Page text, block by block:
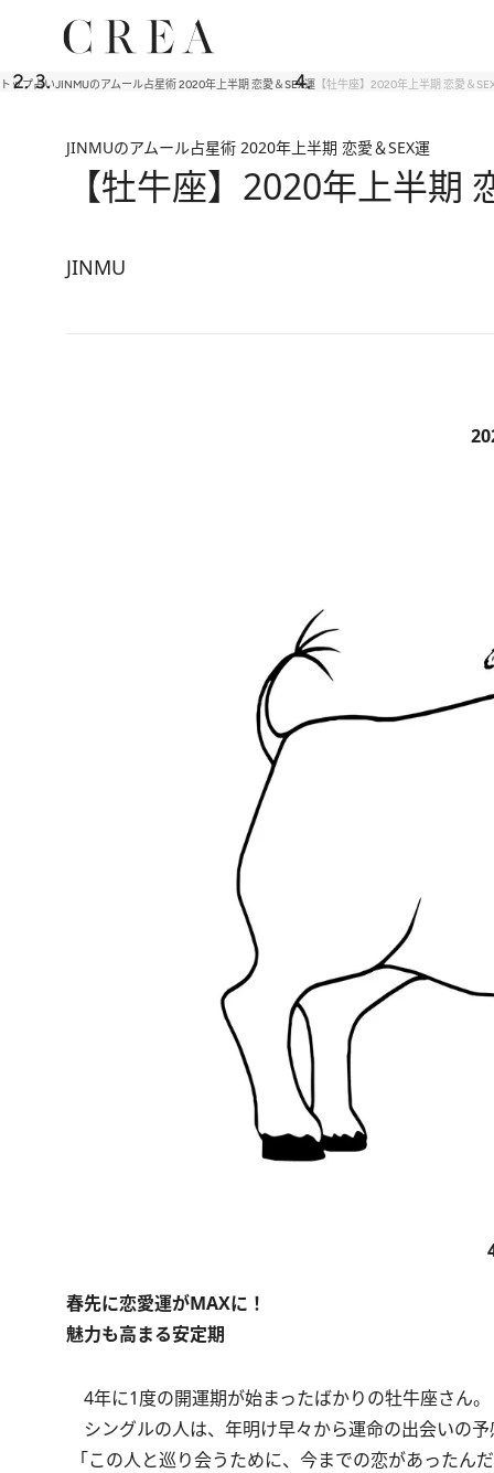
トップ占いJINMUのアムール占星術 2020年上半期 恋愛＆SEX運 【牡牛座】2020年上半期 恋愛＆
JINMUのアムール占星術 2020年上半期 恋愛＆SEX運
【牡牛座】2020年上半期
JINMU
春先に恋愛運がMAXに！
魅力も高まる安定期
4年に1度の開運期が始まったばかりの牡牛座さん。
シングルの人は、年明け早々から運命の出会いの
「この人と巡り会うために、今までの恋があった